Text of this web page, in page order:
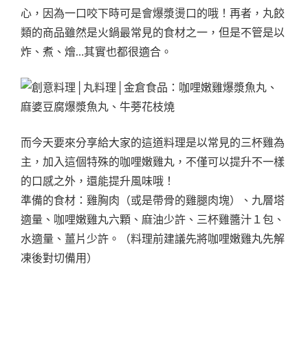
心，因為一口咬下時可是會爆漿燙口的哦！再者，丸餃
類的商品雖然是火鍋最常見的食材之一，但是不管是以
炸、煮、燴…其實也都很適合。
而今天要來分享給大家的這道料理是以常見的三杯雞為
主，加入這個特殊的咖哩嫩雞丸，不僅可以提升不一樣
的口感之外，還能提升風味哦！
準備的食材：雞胸肉（或是帶骨的雞腿肉塊）、九層塔
適量、咖哩嫩雞丸六顆、麻油少許、三杯雞醬汁１包、
水適量、薑片少許。（料理前建議先將咖哩嫩雞丸先解
凍後對切備用）